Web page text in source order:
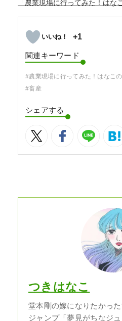
「農業現場に行ってみた！はな
+1
関連キーワード
#農業現場に行ってみた！はなこの
#畜産
シェアする
つきはなこ
堂本剛の嫁になりたかっ
ジャンプ「夢見がちなジ